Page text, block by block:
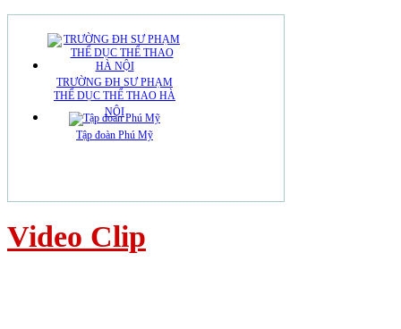
TRƯỜNG ĐH SƯ PHẠM
THỂ DỤC THỂ THAO HÀ
NỘI
Tập đoàn Phú Mỹ
Video Clip